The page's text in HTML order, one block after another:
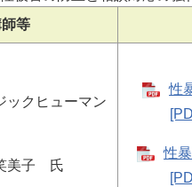
等
ックヒューマン
美子 氏
性
性